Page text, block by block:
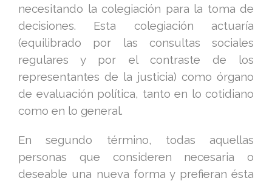
necesitando la colegiación para la toma de
decisiones. Esta colegiación actuaría
(equilibrado por las consultas sociales
regulares y por el contraste de los
representantes de la justicia) como órgano
de evaluación política, tanto en lo cotidiano
como en lo general.
En segundo término, todas aquellas
personas que consideren necesaria o
deseable una nueva forma y prefieran ésta